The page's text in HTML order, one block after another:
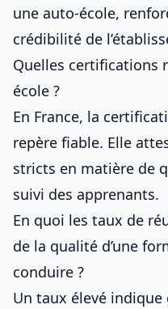
une auto-école,
crédibilité de
Quelles certifications
école ?
En France, la
repère fiable. Elle
stricts en matière de
suivi des apprenants.
En quoi les taux de
de la qualité d’une
conduire ?
Un taux élevé